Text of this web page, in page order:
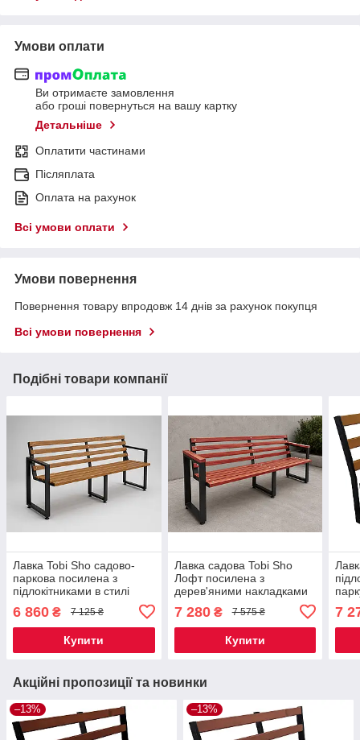
Умови оплати
Ви отримаєте замовлення
або гроші повернуться на вашу картку
Детальніше
Оплатити частинами
Післяплата
Оплата на рахунок
Всі умови оплати
Умови повернення
Повернення товару впродовж 14 днів за рахунок покупця
Всі умови повернення
Подібні товари компанії
Лавка Tobi Sho садово-
паркова посилена з
підлокітниками в стилі
6 860 ₴ 7 125 ₴
Купити
Лавка садова Tobi Sho
Лофт посилена з
дерев'яними накладками
на підлокітниках 2 м колір
Червоне дерево
7 280₴ 7 575 ₴
Купити
7
Акційні пропозиції та новинки
–13% –13%